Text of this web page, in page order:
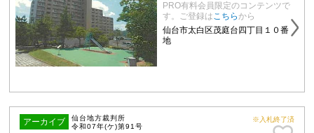
PRO有料会員限定のコンテンツで
す。ご登録はこちら から
仙台市太白区茂庭台四丁目１０番
地
アーカイブ
仙台地方裁判所
令和07年(ケ)第91号
※入札終了済